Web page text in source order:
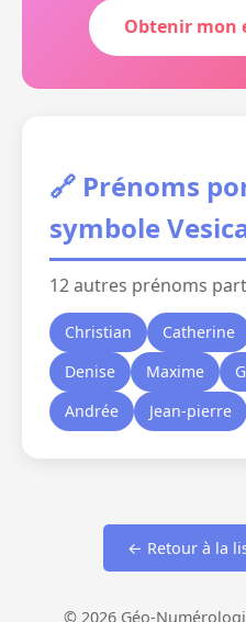
Obtenir
🔗 Prénoms
symbole
12 autres prénoms
Christian Catherine
Denise
Maxime
Andrée
Jean-pierre
← Retour à la
© 2026 Géo-